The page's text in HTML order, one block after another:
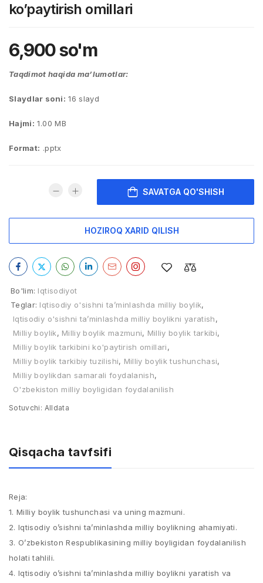
ko’paytirish omillari
6,900so'm
Taqdimot haqida ma’lumotlar:
Slaydlar soni: 16 slayd
Hajmi: 1.00 MB
Format: .pptx
SAVATGA QO'SHISH
HOZIROQ XARID QILISH
Bo'lim: Iqtisodiyot
Teglar: Iqtisodiy o'sishni ta’minlashda milliy boylik,
Iqtisodiy o'sishni ta’minlashda milliy boylikni yaratish,
Milliy boylik, Milliy boylik mazmuni, Milliy boylik tarkibi,
Milliy boylik tarkibini ko'paytirish omillari,
Milliy boylik tarkibiy tuzilishi, Milliy boylik tushunchasi,
Milliy boylikdan samarali foydalanish,
O'zbekiston milliy boyligidan foydalanilish
Sotuvchi: Alldata
Qisqacha tavfsifi
Reja:
1. Milliy boylik tushunchasi va uning mazmuni.
2. Iqtisodiy o’sishni ta’minlashda milliy boylikning ahamiyati.
3. O’zbekiston Respublikasining milliy boyligidan foydalanilish
holati tahlili.
4. Iqtisodiy o’sishni ta’minlashda milliy boylikni yaratish va